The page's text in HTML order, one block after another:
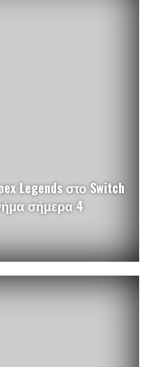
Legends στο Switch
σήμερα 4